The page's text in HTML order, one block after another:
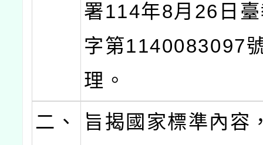
署114年8月26日
字第1140083097
理。
二、
旨揭國家標準內容